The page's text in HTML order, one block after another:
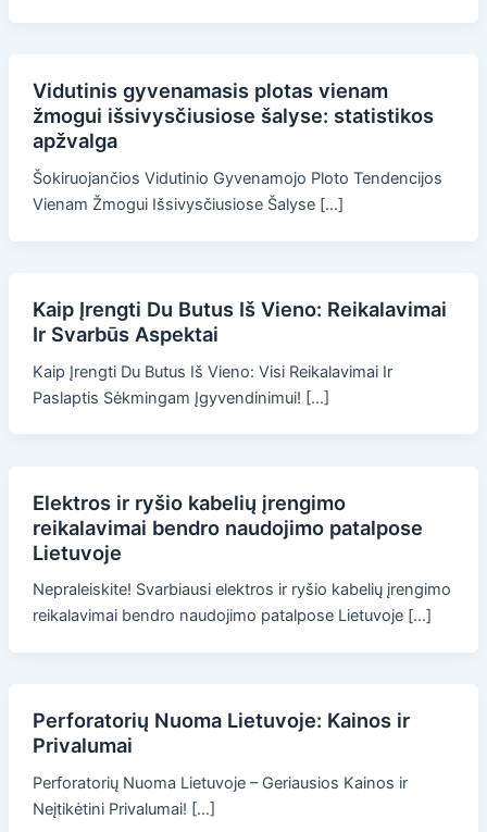
Vidutinis gyvenamasis plotas vienam
žmogui išsivysčiusiose šalyse: statistikos
apžvalga
Šokiruojančios Vidutinio Gyvenamojo Ploto Tendencijos
Vienam Žmogui Išsivysčiusiose Šalyse […]
Kaip Įrengti Du Butus Iš Vieno: Reikalavimai
Ir Svarbūs Aspektai
Kaip Įrengti Du Butus Iš Vieno: Visi Reikalavimai Ir
Paslaptis Sėkmingam Įgyvendinimui! […]
Elektros ir ryšio kabelių įrengimo
reikalavimai bendro naudojimo patalpose
Lietuvoje
Nepraleiskite! Svarbiausi elektros ir ryšio kabelių įrengimo
reikalavimai bendro naudojimo patalpose Lietuvoje […]
Perforatorių Nuoma Lietuvoje: Kainos ir
Privalumai
Perforatorių Nuoma Lietuvoje – Geriausios Kainos ir
Neįtikėtini Privalumai! […]